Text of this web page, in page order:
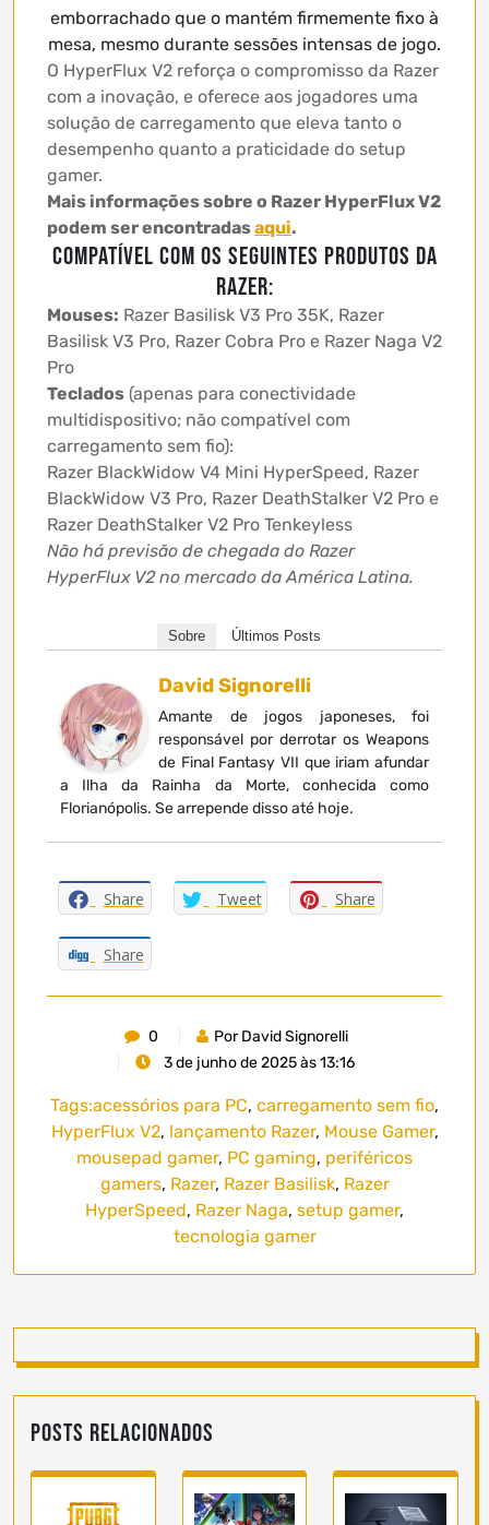
emborrachado que o mantém firmemente fixo à
mesa, mesmo durante sessões intensas de jogo.
O HyperFlux V2 reforça o compromisso da Razer
com a inovação, e oferece aos jogadores uma
solução de carregamento que eleva tanto o
desempenho quanto a praticidade do setup
gamer.
Mais informações sobre o Razer HyperFlux V2
podem ser encontradasaqui.
Compatível com os seguintes produtos da
Razer:
Mouses: Razer Basilisk V3 Pro 35K, Razer
Basilisk V3 Pro, Razer Cobra Pro e Razer Naga V2
Pro
Teclados (apenas para conectividade
multidispositivo; não compatível com
carregamento sem fio):
Razer BlackWidow V4 Mini HyperSpeed, Razer
BlackWidow V3 Pro, Razer DeathStalker V2 Pro e
Razer DeathStalker V2 Pro Tenkeyless
Não há previsão de chegada do Razer
HyperFlux V2 no mercado da América Latina.
Sobre Últimos Posts
David Signorelli
Amante de jogos japoneses, foi
responsável por derrotar os Weapons
de Final Fantasy VII que iriam afundar
a Ilha da Rainha da Morte, conhecida como
Florianópolis. Se arrepende disso até hoje.
Share Tweet Share
Share
0
Por David Signorelli
3 de junho de 2025 às 13:16
Tags:acessórios para PC, carregamento sem fio,
HyperFlux V2, lançamento Razer, Mouse Gamer,
mousepad gamer, PC gaming, periféricos
gamers, Razer, Razer Basilisk, Razer
HyperSpeed, Razer Naga, setup gamer,
tecnologia gamer
Posts Relacionados